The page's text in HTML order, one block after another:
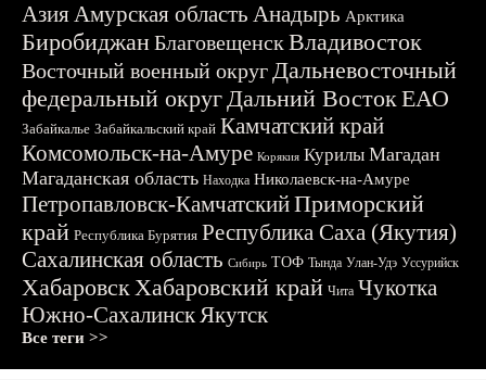
АзияАмурская область Анадырь Арктика
БиробиджанБлаговещенскВладивосток
Восточный военный округДальневосточный
федеральный округДальний ВостокЕАО
Забайкалье Забайкальский край Камчатский край
Комсомольск-на-Амуре Корякия Курилы Магадан
Магаданская область Находка Николаевск-на-Амуре
Петропавловск-КамчатскийПриморский
край Республика Бурятия Республика Саха (Якутия)
Сахалинская область Сибирь ТОФ Тында Улан-Удэ Уссурийск
ХабаровскХабаровский край Чита Чукотка
Южно-СахалинскЯкутск
Все теги >>